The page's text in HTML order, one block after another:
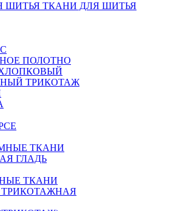
ТКАНИ ДЛЯ ШИТЬЯ
ПОЛОТНО
ТРИКОТАЖ
ТКАНИ
ГЛАДЬ
ТКАНИ